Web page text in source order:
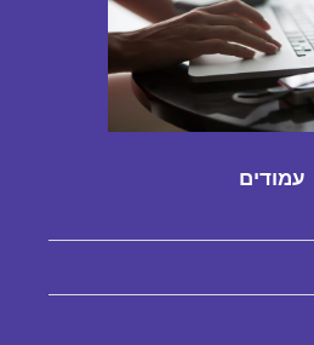
עמודים